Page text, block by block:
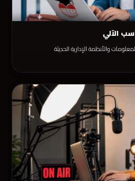
الآلي
والأنظمة الإدارية الحديثة